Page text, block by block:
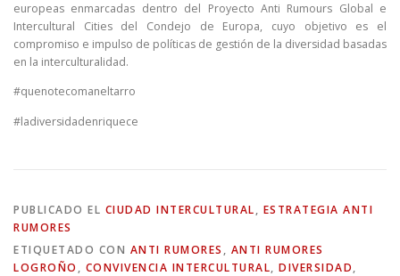
europeas enmarcadas dentro del Proyecto Anti Rumours Global e
Intercultural Cities del Condejo de Europa, cuyo objetivo es el
compromiso e impulso de políticas de gestión de la diversidad basadas
en la interculturalidad.
#quenotecomaneltarro
#ladiversidadenriquece
PUBLICADO EL CIUDAD INTERCULTURAL, ESTRATEGIA ANTI
RUMORES
ETIQUETADO CON ANTI RUMORES , ANTI RUMORES
LOGROÑO , CONVIVENCIA INTERCULTURAL, DIVERSIDAD,